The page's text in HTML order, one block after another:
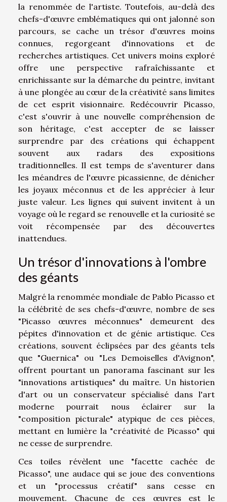
la renommée de l'artiste. Toutefois, au-delà des
chefs-d'œuvre emblématiques qui ont jalonné son
parcours, se cache un trésor d'œuvres moins
connues, regorgeant d'innovations et de
recherches artistiques. Cet univers moins exploré
offre une perspective rafraîchissante et
enrichissante sur la démarche du peintre, invitant
à une plongée au cœur de la créativité sans limites
de cet esprit visionnaire. Redécouvrir Picasso,
c'est s'ouvrir à une nouvelle compréhension de
son héritage, c'est accepter de se laisser
surprendre par des créations qui échappent
souvent aux radars des expositions
traditionnelles. Il est temps de s'aventurer dans
les méandres de l'œuvre picassienne, de dénicher
les joyaux méconnus et de les apprécier à leur
juste valeur. Les lignes qui suivent invitent à un
voyage où le regard se renouvelle et la curiosité se
voit récompensée par des découvertes
inattendues.
Un trésor d'innovations à l'ombre
des géants
Malgré la renommée mondiale de Pablo Picasso et
la célébrité de ses chefs-d'œuvre, nombre de ses
"Picasso œuvres méconnues" demeurent des
pépites d'innovation et de génie artistique. Ces
créations, souvent éclipsées par des géants tels
que "Guernica" ou "Les Demoiselles d'Avignon",
offrent pourtant un panorama fascinant sur les
"innovations artistiques" du maître. Un historien
d'art ou un conservateur spécialisé dans l'art
moderne pourrait nous éclairer sur la
"composition picturale" atypique de ces pièces,
mettant en lumière la "créativité de Picasso" qui
ne cesse de surprendre.
Ces toiles révèlent une "facette cachée de
Picasso", une audace qui se joue des conventions
et un "processus créatif" sans cesse en
mouvement. Chacune de ces œuvres est le